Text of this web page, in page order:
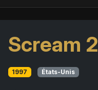
Scream 2
1997 États-Unis